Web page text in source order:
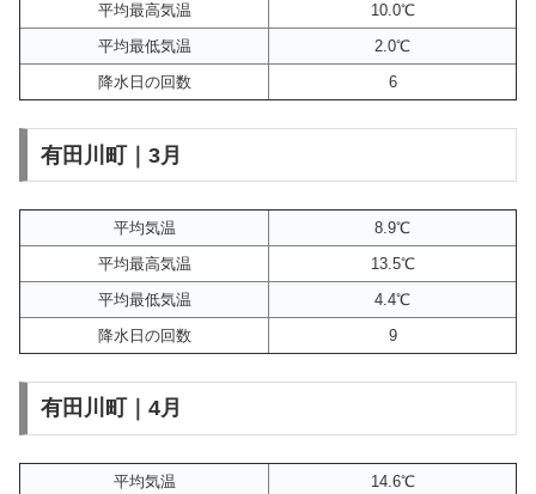
平均最高気温
10.0℃
平均最低気温
2.0℃
降水日の回数
6
有田川町｜3月
平均気温
8.9℃
平均最高気温
13.5℃
平均最低気温
4.4℃
降水日の回数
9
有田川町｜4月
平均気温 14.6℃